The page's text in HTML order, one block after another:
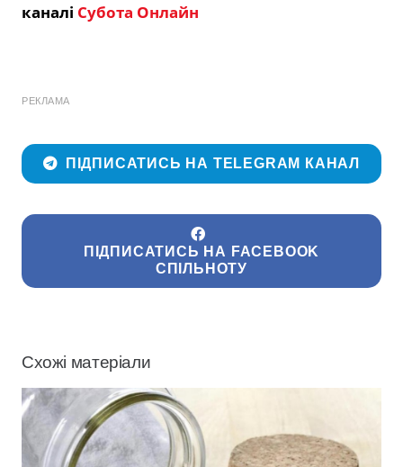
каналі Субота Онлайн
РЕКЛАМА
ПІДПИСАТИСЬ НА TELEGRAM КАНАЛ
ПІДПИСАТИСЬ НА FACEBOOK
СПІЛЬНОТУ
Схожі матеріали